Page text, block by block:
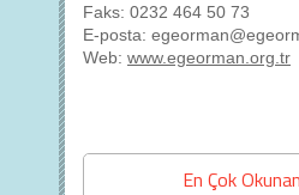
Faks: 0232 464 50 73
E-posta:
Web: www.egeorman.org.tr
En Çok